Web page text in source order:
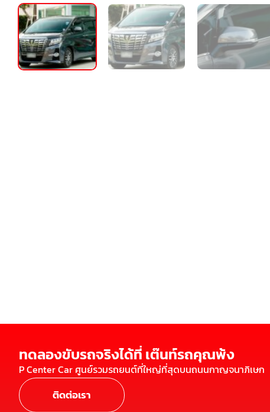
ทดลองขับรถจริงได้ที่ เต๊นท์รถคุณพ้ง
P Center Car ศูนย์รวมรถยนต์ที่ใหญ่ที่สุดบนถนนกาญจนาภิเษก
ติดต่อเรา